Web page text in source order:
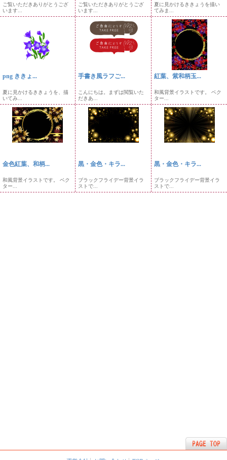
ご覧いただきありがとうござ
います...
ご覧いただきありがとうござ
います...
夏に見かけるききょうを描い
てみま...
png ききょ...
夏に見かけるききょうを、描
いてみ...
手書き風ラフご...
こんにちは。まずは閲覧いた
だきあ...
紅葉、紫和柄玉...
和風背景イラストです。 ベク
ター...
金色紅葉、和柄...
和風背景イラストです。 ベク
ター...
黒・金色・キラ...
ブラックフライデー背景イラ
ストで...
黒・金色・キラ...
ブラックフライデー背景イラ
ストで...